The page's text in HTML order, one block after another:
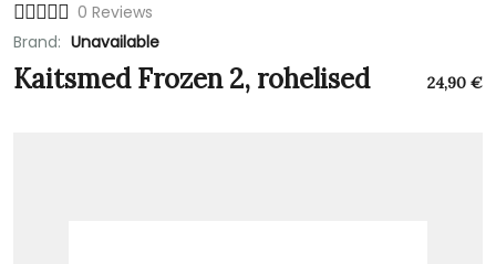
0 Reviews
Brand: Unavailable
Kaitsmed Frozen 2, rohelised 24,90 €